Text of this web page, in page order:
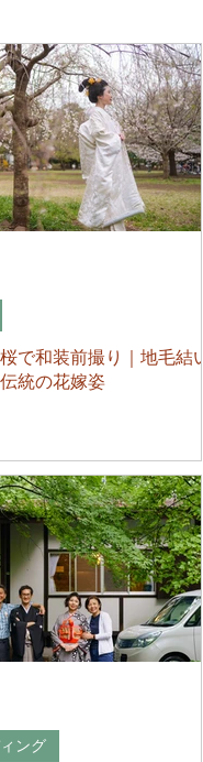
で和装前撮り｜地毛結い
統の花嫁姿
ング